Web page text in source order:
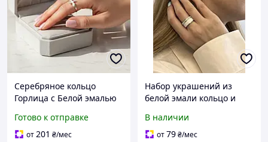
Серебряное кольцо
Горлица с Белой эмалью
925 пробы Родированное
вс608ер 1.49г
Готово к отправке
от201 ₴/мес
Набор украшений из
белой эмали кольцо и
В наличии
от79₴/мес